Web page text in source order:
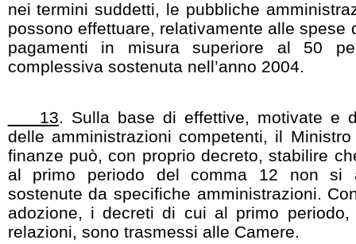
nei termini suddetti, le pubbliche
possono effettuare, relativamente alle spese
pagamenti in misura superiore al 50
complessiva sostenuta nell’anno 2004.
13. Sulla base di effettive, motivate e
delle amministrazioni competenti, il
finanze può, con proprio decreto, stabilire
al primo periodo del comma 12 non si
sostenute da specifiche amministrazioni.
adozione, i decreti di cui al primo periodo,
relazioni, sono trasmessi alle Camere.